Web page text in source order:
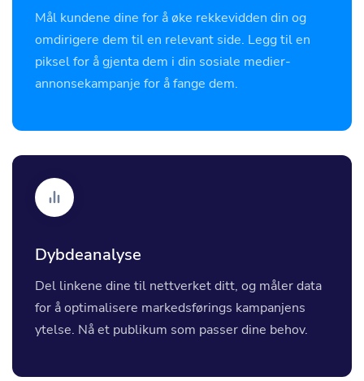
Mål kundene dine for å øke rekkevidden din og
omdirigere dem til en relevant side. Legg til en
piksel for å gjenta dem i din sosiale medier-
annonsekampanje for å fange dem.
Dybdeanalyse
Del linkene dine til nettverket ditt, og måler data
for å optimalisere markedsførings kampanjens
ytelse. Nå et publikum som passer dine behov.